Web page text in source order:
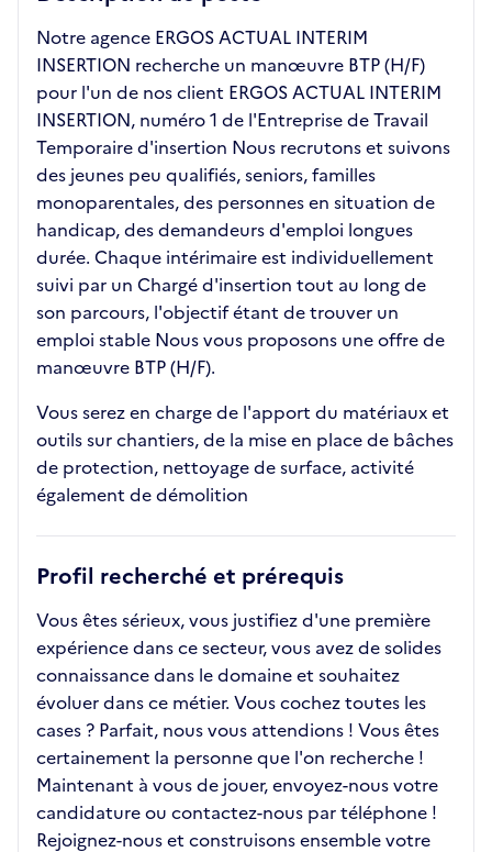
Notre agence ERGOS ACTUAL INTERIM
INSERTION recherche un manœuvre BTP (H/F)
pour l'un de nos client ERGOS ACTUAL INTERIM
INSERTION, numéro 1 de l'Entreprise de Travail
Temporaire d'insertion Nous recrutons et suivons
des jeunes peu qualifiés, seniors, familles
monoparentales, des personnes en situation de
handicap, des demandeurs d'emploi longues
durée. Chaque intérimaire est individuellement
suivi par un Chargé d'insertion tout au long de
son parcours, l'objectif étant de trouver un
emploi stable Nous vous proposons une offre de
manœuvre BTP (H/F).
Vous serez en charge de l'apport du matériaux et
outils sur chantiers, de la mise en place de bâches
de protection, nettoyage de surface, activité
également de démolition
Profil recherché et prérequis
Vous êtes sérieux, vous justifiez d'une première
expérience dans ce secteur, vous avez de solides
connaissance dans le domaine et souhaitez
évoluer dans ce métier. Vous cochez toutes les
cases ? Parfait, nous vous attendions ! Vous êtes
certainement la personne que l'on recherche !
Maintenant à vous de jouer, envoyez-nous votre
candidature ou contactez-nous par téléphone !
Rejoignez-nous et construisons ensemble votre